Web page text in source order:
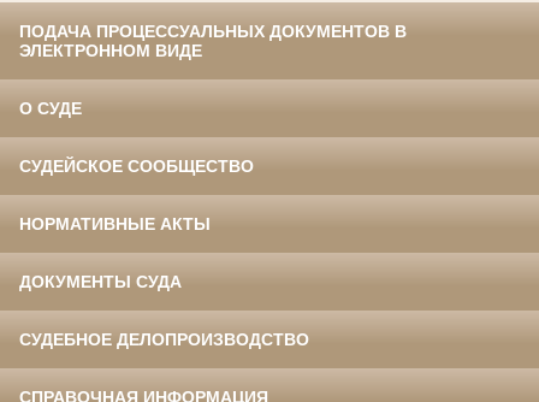
ПОДАЧА ПРОЦЕССУАЛЬНЫХ ДОКУМЕНТОВ В
ЭЛЕКТРОННОМ ВИДЕ
О СУДЕ
СУДЕЙСКОЕ СООБЩЕСТВО
НОРМАТИВНЫЕ АКТЫ
ДОКУМЕНТЫ СУДА
СУДЕБНОЕ ДЕЛОПРОИЗВОДСТВО
СПРАВОЧНАЯ ИНФОРМАЦИЯ